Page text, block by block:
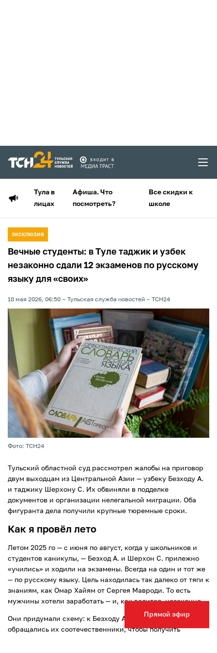
Тула в
лицах
Афиша. Что
посмотреть?
Все скидки к
школе
Прямой эфир
ЭКСКЛЮЗИВ
Вечные студенты: в Туле таджик и узбек
незаконно сдали 12 экзаменов по русскому
языку для «своих»
18 мая 2026, 06:50 Тульская служба новостей ТСН24
Фото: ТСН24
Тульский областной суд рассмотрел жалобы на приговор
двум выходцам из Центральной Азии — узбеку Безходу А.
и таджику Шерхону С. Их обвиняли в подделке
документов и организации нелегальной миграции. Оба
фигуранта дела получили крупные тюремные сроки.
Как я провёл лето
Летом 2025 го — с июня по август, когда у школьников и
студентов каникулы, — Безход А. и Шерхон С. прилежно
«учились» и ходили на экзамены. Всегда на один и тот же
— по русскому языку. Цель находилась так далеко от тяги к
знаниям, как Омар Хайям от Сергея Мавроди. То есть
мужчины хотели заработать — и, как водится, незаконно.
Они придумали схему: к Безходу А. и Шерхону С.
обращались их соотечественники, чтобы получить